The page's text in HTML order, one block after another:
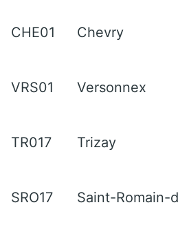
CHE01 Chevry
VRS01 Versonnex
TR017 Trizay
SRO17 Saint-Romain-